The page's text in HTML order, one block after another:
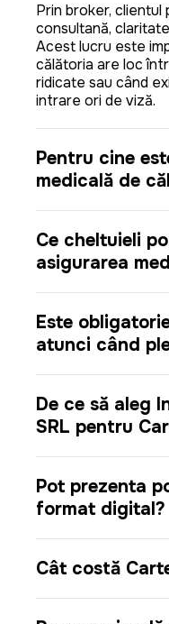
Prin broker, clientul
consultanță,
Acest lucru este
călătoria are loc
ridicate sau când
intrare ori de viză.
Pentru cine
medicală de
Ce cheltuieli
asigurarea
Este
atunci când
De ce să aleg
SRL pentru
Pot prezenta
format digital?
Cât costă